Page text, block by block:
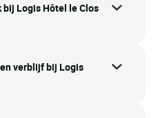
Logis Hôtel le Clos
verblijf bij Logis